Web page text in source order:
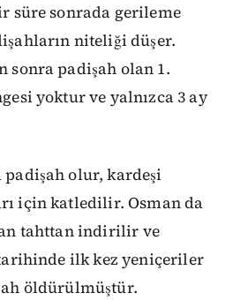
süre sonrada gerileme
niteliği düşer.
sonra padişah olan 1.
yoktur ve yalnızca 3 ay
padişah olur, kardeşi
için katledilir. Osman da
tahttan indirilir ve
ilk kez yeniçeriler
öldürülmüştür.